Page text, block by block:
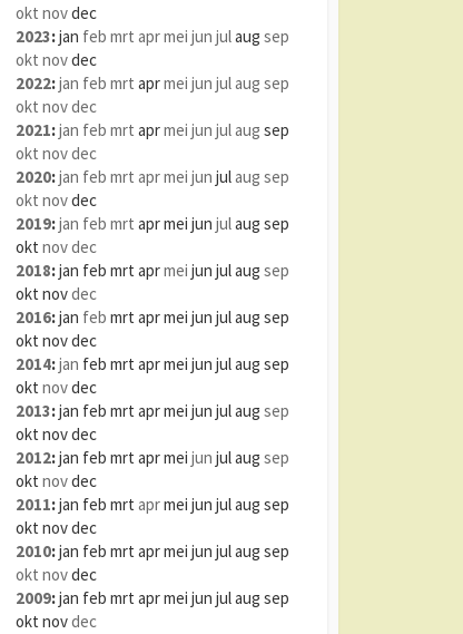
okt novdec
2023:jan feb mrt aprmei jun julaug sep
okt novdec
2022:jan feb mrt aprmei jun jul aug sep
okt novdec
2021:jan feb mrt aprmei jun jul aug sep
okt novdec
2020:jan feb mrt aprmei jun jul aug sep
okt novdec
2019:jan feb mrt aprmei jun julaug sep
okt novdec
2018:jan feb mrt aprmei jun julaug sep
okt novdec
2016:jan feb mrt aprmei jun julaug sep
okt novdec
2014:jan feb mrt aprmei jun julaug sep
okt novdec
2013:jan feb mrt aprmei jun julaug sep
okt novdec
2012:jan feb mrt aprmei jun julaug sep
okt novdec
2011:jan feb mrt aprmei jun julaug sep
okt novdec
2010:jan feb mrt aprmei jun julaug sep
okt novdec
2009:jan feb mrt aprmei jun julaug sep
okt novdec